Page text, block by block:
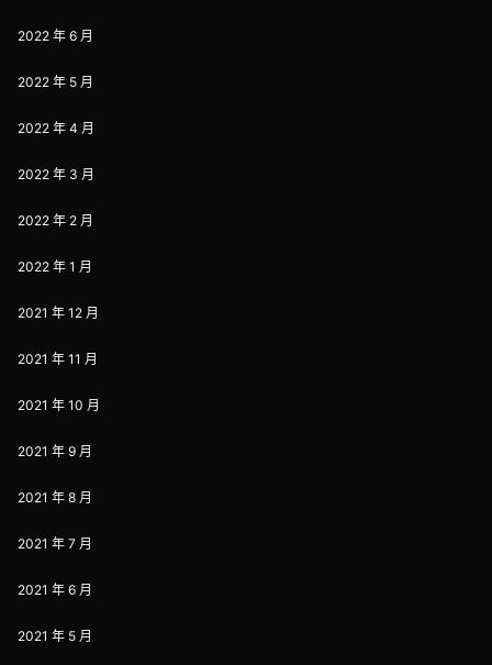
2022 年 6 月
2022 年 5 月
2022 年 4 月
2022 年 3 月
2022 年 2 月
2022 年 1 月
2021 年 12 月
2021 年 11 月
2021 年 10 月
2021 年 9 月
2021 年 8 月
2021 年 7 月
2021 年 6 月
2021 年 5 月